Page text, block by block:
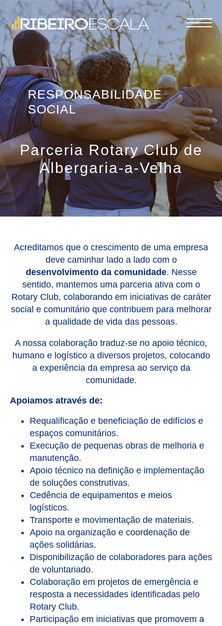
RESPONSABILIDADE
SOCIAL
Parceria Rotary Club de
Albergaria-a-Velha
Acreditamos que o crescimento de uma empresa
deve caminhar lado a lado com o
desenvolvimento da comunidade. Nesse
sentido, mantemos uma parceria ativa com o
Rotary Club, colaborando em iniciativas de caráter
social e comunitário que contribuem para melhorar
a qualidade de vida das pessoas.
A nossa colaboração traduz-se no apoio técnico,
humano e logístico a diversos projetos, colocando
a experiência da empresa ao serviço da
comunidade.
Apoiamos através de:
Requalificação e beneficiação de edifícios e
espaços comunitários.
Execução de pequenas obras de melhoria e
manutenção.
Apoio técnico na definição e implementação
de soluções construtivas.
Cedência de equipamentos e meios
logísticos.
Transporte e movimentação de materiais.
Apoio na organização e coordenação de
ações solidárias.
Disponibilização de colaboradores para ações
de voluntariado.
Colaboração em projetos de emergência e
resposta a necessidades identificadas pelo
Rotary Club.
Participação em iniciativas que promovem a